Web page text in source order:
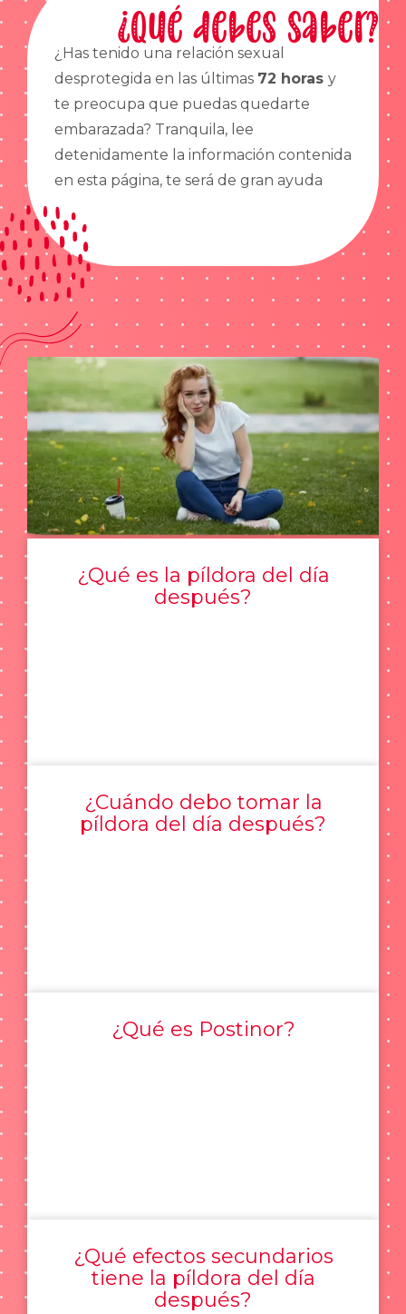
¿Qué debes saber?
¿Has tenido una relación sexual
desprotegida en las últimas 72 horas y
te preocupa que puedas quedarte
embarazada? Tranquila, lee
detenidamente la información contenida
en esta página, te será de gran ayuda
¿Qué es la píldora del día
después?
¿Cuándo debo tomar la
píldora del día después?
¿Qué es Postinor?
¿Qué efectos secundarios
tiene la píldora del día
después?